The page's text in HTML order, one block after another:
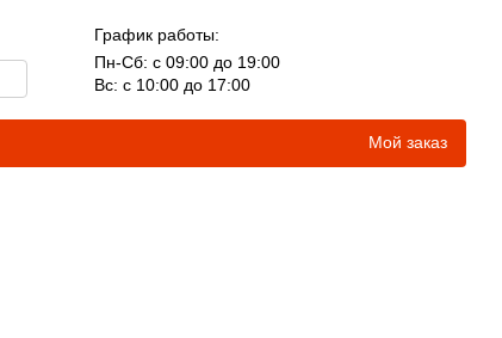
График работы:
Пн-Сб: с 09:00 до 19:00
Вс: с 10:00 до 17:00
Мой заказ